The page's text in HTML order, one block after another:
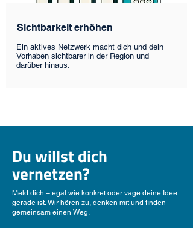
Sichtbarkeit erhöhen
Ein aktives Netzwerk macht dich und dein
Vorhaben sichtbarer in der Region und
darüber hinaus.
Du willst dich
vernetzen?
Meld dich – egal wie konkret oder vage deine Idee
gerade ist. Wir hören zu, denken mit und finden
gemeinsam einen Weg.